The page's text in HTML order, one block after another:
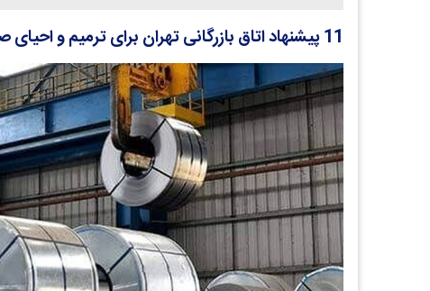
11 پیشنهاد اتاق بازرگانی تهران برای ترمیم و احیای صنعت فولاد کشور